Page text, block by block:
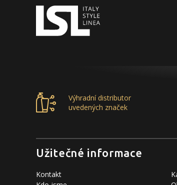
Výhradní distributor
uvedených značek
Užitečné informace
Kontakt